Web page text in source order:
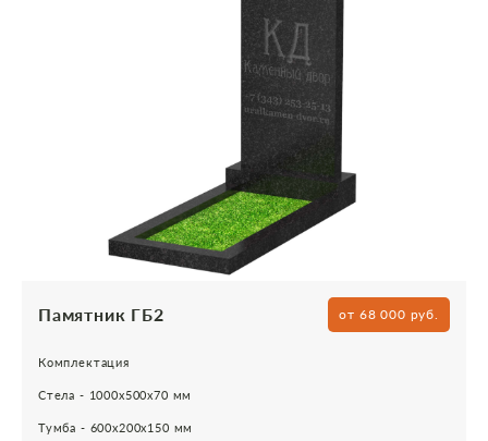
Памятник ГБ2 от 68 000 руб.
Комплектация
Стела - 1000х500х70 мм
Тумба - 600х200х150 мм